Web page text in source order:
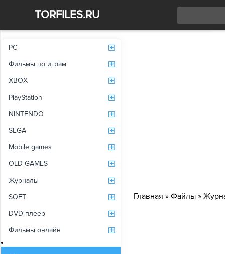
TORFILES.RU
PC
Фильмы по играм
XBOX
PlayStation
NINTENDO
SEGA
Mobile games
OLD GAMES
Журналы
SOFT
DVD плеер
Фильмы онлайн
Главная » Файлы »